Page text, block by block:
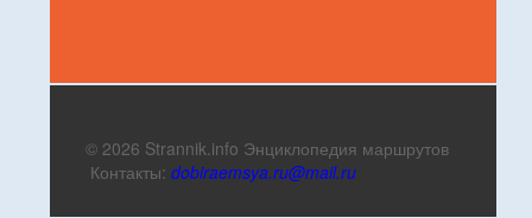
© 2026 Strannik.info Энциклопедия маршрутов
Контакты: dobiraemsya.ru@mail.ru